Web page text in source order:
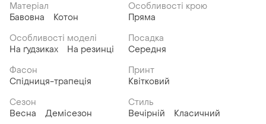
Матеріал
Бавовна
Котон
Особливості крою
Пряма
Особливості моделі
На ґудзиках
На резинці
Посадка
Середня
Фасон
Спідниця-трапеція
Принт
Квітковий
Сезон
Весна
Демісезон
Стиль
Вечірній
Класичний